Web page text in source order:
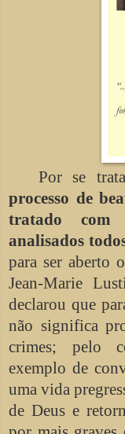
Por se
processo de
tratado
analisados
para ser aberto
Jean-Marie
declarou que
não significa
crimes; pelo
exemplo de
uma vida
de Deus e